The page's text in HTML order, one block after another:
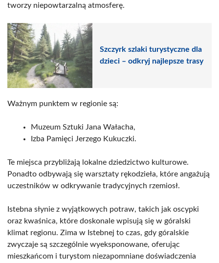
tworzy niepowtarzalną atmosferę.
Szczyrk szlaki turystyczne dla
dzieci – odkryj najlepsze trasy
Ważnym punktem w regionie są:
Muzeum Sztuki Jana Wałacha,
Izba Pamięci Jerzego Kukuczki.
Te miejsca przybliżają lokalne dziedzictwo kulturowe.
Ponadto odbywają się warsztaty rękodzieła, które angażują
uczestników w odkrywanie tradycyjnych rzemiosł.
Istebna słynie z wyjątkowych potraw, takich jak oscypki
oraz kwaśnica, które doskonale wpisują się w góralski
klimat regionu. Zima w Istebnej to czas, gdy góralskie
zwyczaje są szczególnie wyeksponowane, oferując
mieszkańcom i turystom niezapomniane doświadczenia